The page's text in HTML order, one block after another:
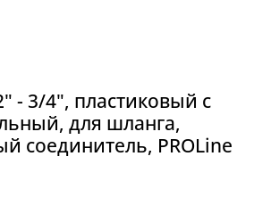
- 3/4", пластиковый с
для шланга,
соединитель, PROLine